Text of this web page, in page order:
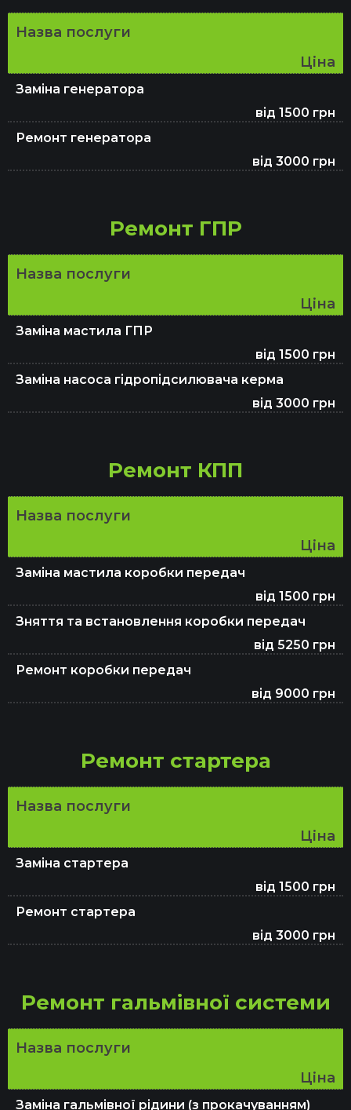
Назва послуги
Ціна
Заміна генератора
від 1500 грн
Ремонт генератора
від 3000 грн
Ремонт ГПР
Назва послуги
Ціна
Заміна мастила ГПР
від 1500 грн
Заміна насоса гідропідсилювача керма
від 3000 грн
Ремонт КПП
Назва послуги
Ціна
Заміна мастила коробки передач
від 1500 грн
Зняття та встановлення коробки передач
від 5250 грн
Ремонт коробки передач
від 9000 грн
Ремонт стартера
Назва послуги
Ціна
Заміна стартера
від 1500 грн
Ремонт стартера
від 3000 грн
Ремонт гальмівної системи
Назва послуги
Ціна
Заміна гальмівної рідини (з прокачуванням)